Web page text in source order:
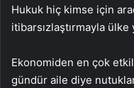
Hukuk hiç kimse için
itibarsızlaştırmayla
Ekonomiden en çok
gündür aile diye